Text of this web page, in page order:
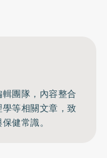
團隊，內容整合
等相關文章，致
健常識。